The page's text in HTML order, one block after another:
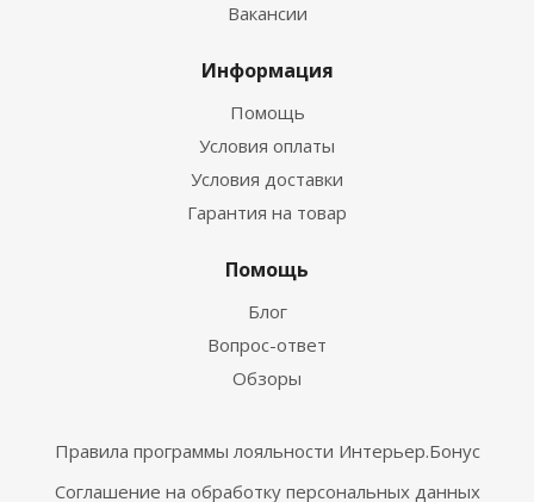
Вакансии
Информация
Помощь
Условия оплаты
Условия доставки
Гарантия на товар
Помощь
Блог
Вопрос-ответ
Обзоры
Правила программы лояльности Интерьер.Бонус
Соглашение на обработку персональных данных